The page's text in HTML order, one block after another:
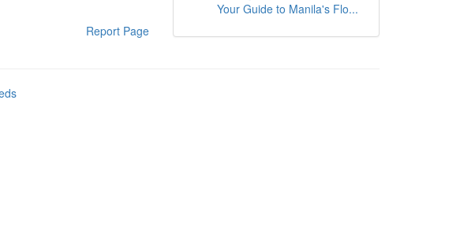
Report Page
Your Guide to Manila's Flo...